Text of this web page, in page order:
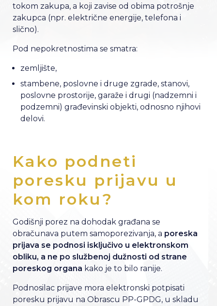
tokom zakupa, a koji zavise od obima potrošnje
zakupca (npr. električne energije, telefona i
slično).
Pod nepokretnostima se smatra:
zemljište,
stambene, poslovne i druge zgrade, stanovi,
poslovne prostorije, garaže i drugi (nadzemni i
podzemni) građevinski objekti, odnosno njihovi
delovi.
Kako podneti
poresku prijavu u
kom roku?
Godišnji porez na dohodak građana se
obračunava putem samoporezivanja, a poreska
prijava se podnosi isključivo u elektronskom
obliku, a ne po službenoj dužnosti od strane
poreskog organa kako je to bilo ranije.
Podnosilac prijave mora elektronski potpisati
poresku prijavu na Obrascu PP-GPDG, u skladu